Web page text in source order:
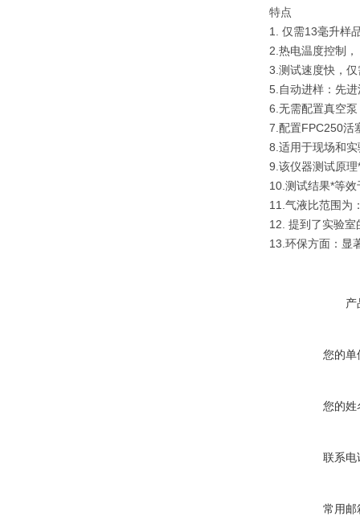
特点
1. 仅需13毫升样
2.热电温度控制
3.测试速度快，
5.自动进样：先
6.无需配置真空泵
7.配置FPC250活
8.适用于现场和
9.该仪器测试原
10.测试结果*等
11.气液比范围为
12. 提到了实验室
13.环保方面：显
产
您的单
您的姓
联系电
常用邮